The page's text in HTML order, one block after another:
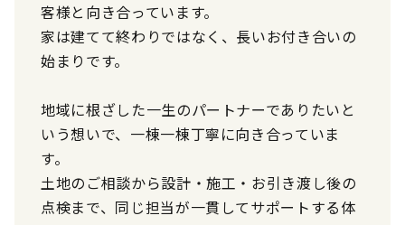
客様と向き合っています。
家は建てて終わりではなく、長いお付き合いの
始まりです。
地域に根ざした一生のパートナーでありたいと
いう想いで、一棟一棟丁寧に向き合っていま
す。
土地のご相談から設計・施工・お引き渡し後の
点検まで、同じ担当が一貫してサポートする体